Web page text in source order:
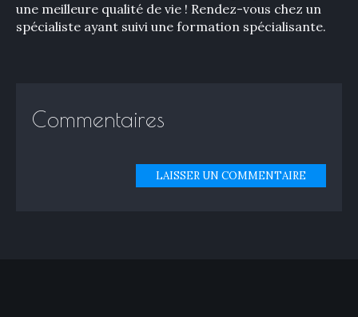
une meilleure qualité de vie ! Rendez-vous chez un
spécialiste ayant suivi une formation spécialisante.
Commentaires
LAISSER UN COMMENTAIRE